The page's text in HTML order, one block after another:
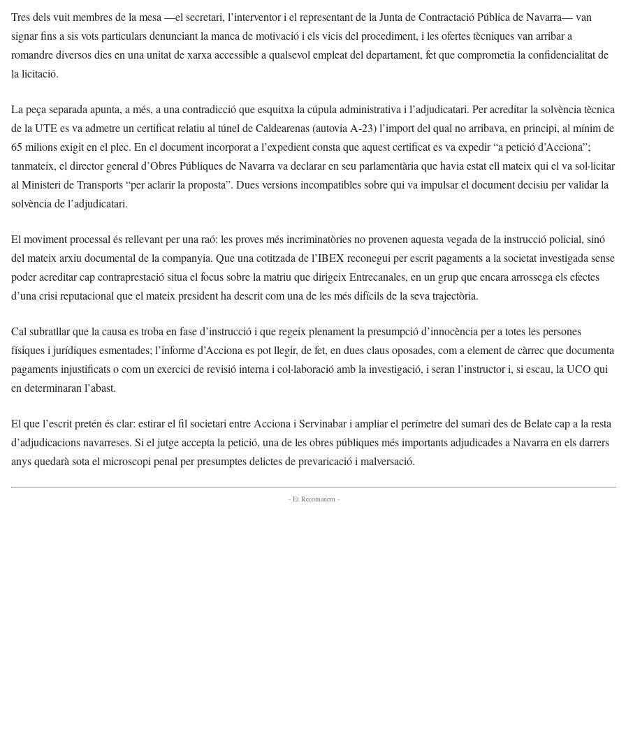
Tres dels vuit membres de la mesa —el secretari, l’interventor i el representant de la Junta de Contractació Pública de Navarra— van
signar fins a sis vots particulars denunciant la manca de motivació i els vicis del procediment, i les ofertes tècniques van arribar a
romandre diversos dies en una unitat de xarxa accessible a qualsevol empleat del departament, fet que comprometia la confidencialitat de
la licitació.
La peça separada apunta, a més, a una contradicció que esquitxa la cúpula administrativa i l’adjudicatari. Per acreditar la solvència tècnica
de la UTE es va admetre un certificat relatiu al túnel de Caldearenas (autovia A-23) l’import del qual no arribava, en principi, al mínim de
65 milions exigit en el plec. En el document incorporat a l’expedient consta que aquest certificat es va expedir “a petició d’Acciona”;
tanmateix, el director general d’Obres Públiques de Navarra va declarar en seu parlamentària que havia estat ell mateix qui el va sol·licitar
al Ministeri de Transports “per aclarir la proposta”. Dues versions incompatibles sobre qui va impulsar el document decisiu per validar la
solvència de l’adjudicatari.
El moviment processal és rellevant per una raó: les proves més incriminatòries no provenen aquesta vegada de la instrucció policial, sinó
del mateix arxiu documental de la companyia. Que una cotitzada de l’IBEX reconegui per escrit pagaments a la societat investigada sense
poder acreditar cap contraprestació situa el focus sobre la matriu que dirigeix Entrecanales, en un grup que encara arrossega els efectes
d’una crisi reputacional que el mateix president ha descrit com una de les més difícils de la seva trajectòria.
Cal subratllar que la causa es troba en fase d’instrucció i que regeix plenament la presumpció d’innocència per a totes les persones
físiques i jurídiques esmentades; l’informe d’Acciona es pot llegir, de fet, en dues claus oposades, com a element de càrrec que documenta
pagaments injustificats o com un exercici de revisió interna i col·laboració amb la investigació, i seran l’instructor i, si escau, la UCO qui
en determinaran l’abast.
El que l’escrit pretén és clar: estirar el fil societari entre Acciona i Servinabar i ampliar el perímetre del sumari des de Belate cap a la resta
d’adjudicacions navarreses. Si el jutge accepta la petició, una de les obres públiques més importants adjudicades a Navarra en els darrers
anys quedarà sota el microscopi penal per presumptes delictes de prevaricació i malversació.
- Et Recomanem -